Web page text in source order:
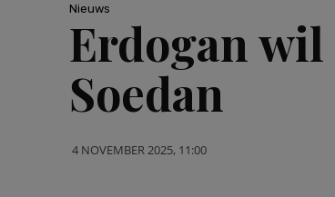
Nieuws
Erdogan
Soedan
4 NOVEMBER 2025, 11:00